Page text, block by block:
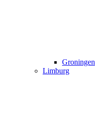
Groningen
Limburg